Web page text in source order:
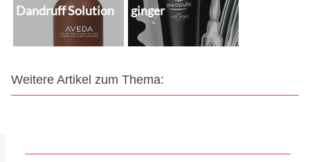
Dandruff Solution
ginger
Weitere Artikel zum Thema: